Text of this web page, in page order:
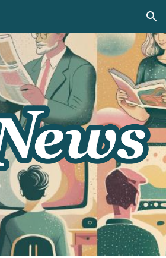
Skip to navigation